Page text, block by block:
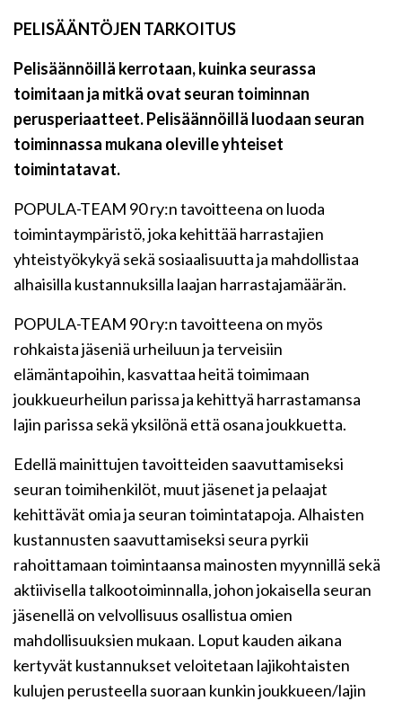
PELISÄÄNTÖJEN TARKOITUS
Pelisäännöillä kerrotaan, kuinka seurassa
toimitaan ja mitkä ovat seuran toiminnan
perusperiaatteet. Pelisäännöillä luodaan seuran
toiminnassa mukana oleville yhteiset
toimintatavat.
POPULA-TEAM 90 ry:n tavoitteena on luoda
toimintaympäristö, joka kehittää harrastajien
yhteistyökykyä sekä sosiaalisuutta ja mahdollistaa
alhaisilla kustannuksilla laajan harrastajamäärän.
POPULA-TEAM 90 ry:n tavoitteena on myös
rohkaista jäseniä urheiluun ja terveisiin
elämäntapoihin, kasvattaa heitä toimimaan
joukkueurheilun parissa ja kehittyä harrastamansa
lajin parissa sekä yksilönä että osana joukkuetta.
Edellä mainittujen tavoitteiden saavuttamiseksi
seuran toimihenkilöt, muut jäsenet ja pelaajat
kehittävät omia ja seuran toimintatapoja. Alhaisten
kustannusten saavuttamiseksi seura pyrkii
rahoittamaan toimintaansa mainosten myynnillä sekä
aktiivisella talkootoiminnalla, johon jokaisella seuran
jäsenellä on velvollisuus osallistua omien
mahdollisuuksien mukaan. Loput kauden aikana
kertyvät kustannukset veloitetaan lajikohtaisten
kulujen perusteella suoraan kunkin joukkueen/lajin